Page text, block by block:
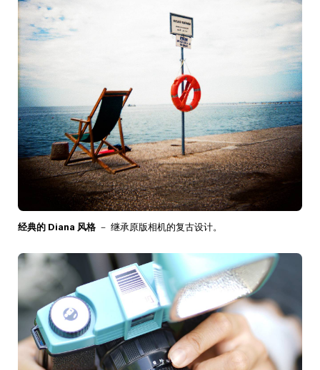
经典的 Diana 风格 － 继承原版相机的复古设计。